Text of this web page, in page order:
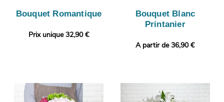
Bouquet Romantique
Prix unique 32,90 €
Bouquet Blanc
Printanier
A partir de 36,90 €